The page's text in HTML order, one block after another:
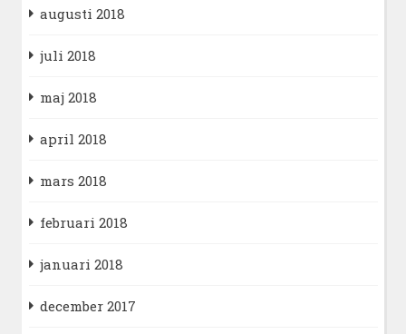
augusti 2018
juli 2018
maj 2018
april 2018
mars 2018
februari 2018
januari 2018
december 2017